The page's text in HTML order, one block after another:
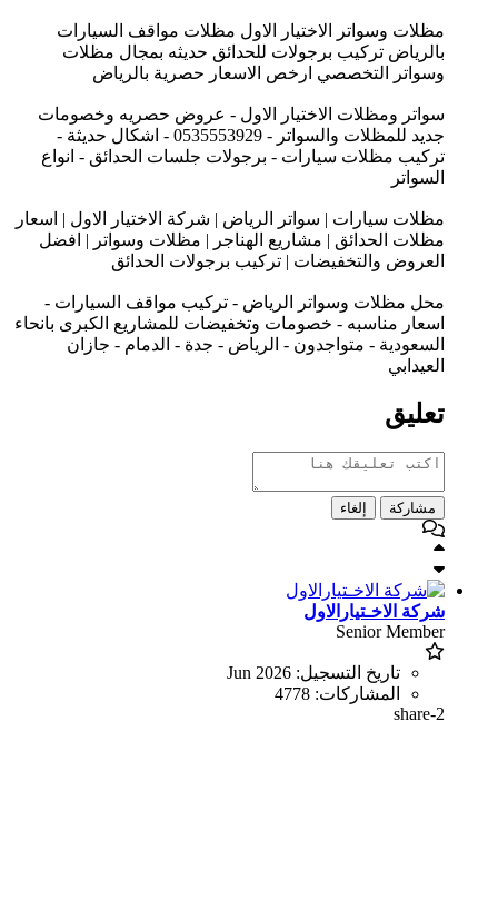
مظلات وسواتر الاختيار الاول مظلات مواقف السيارات
بالرياض تركيب برجولات للحدائق حديثه بمجال مظلات
وسواتر التخصصي ارخص الاسعار حصرية بالرياض
سواتر ومظلات الاختيار الاول - عروض حصريه وخصومات
جديد للمظلات والسواتر - 0535553929 - اشكال حديثة -
تركيب مظلات سيارات - برجولات جلسات الحدائق - انواع
السواتر
مظلات سيارات | سواتر الرياض | شركة الاختيار الاول | اسعار
مظلات الحدائق | مشاريع الهناجر | مظلات وسواتر | افضل
العروض والتخفيضات | تركيب برجولات الحدائق
محل مظلات وسواتر الرياض - تركيب مواقف السيارات -
اسعار مناسبه - خصومات وتخفيضات للمشاريع الكبرى بانحاء
السعودية - متواجدون - الرياض - جدة - الدمام - جازان
العيدابي
تعليق
مشاركة إلغاء
شركة الاخـتيارالاول
Senior Member
تاريخ التسجيل: Jun 2026
المشاركات: 4778
share-2